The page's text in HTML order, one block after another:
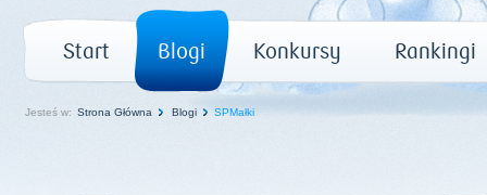
Start Blogi Konkursy Rankingi
Jesteś w: Strona Główna Blogi SPMałki